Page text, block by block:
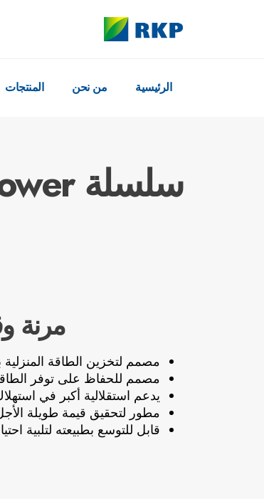
الرئيسية من نحن المنتجات
سلسلة UPower
مرنة
مصمم لتخزين الطاقة المنزلية
مصمم للحفاظ على توفر
يدعم استقلالية أكبر في
مطور لتحقيق قيمة طويلة
قابل للتوسع بطبيعته لتلبية